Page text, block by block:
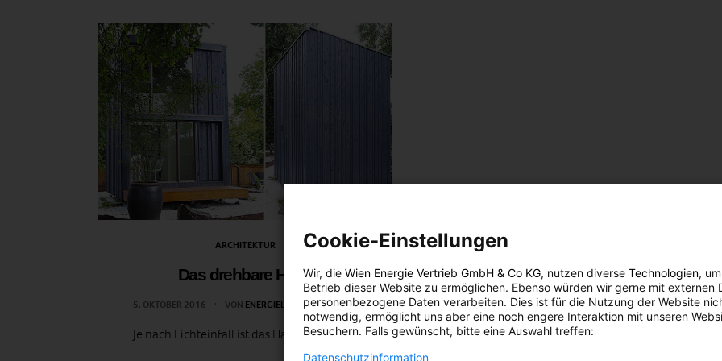
ARCHITEKTUR
Das drehbare Haus
5. OKTOBER 2016 VON ENERGIELEBEN REDAKTION
Je nach Lichteinfall ist das Haus verstellbar.
Cookie-Einstellungen
Wir, die Wien Energie Vertrieb GmbH & Co KG, nutzen diverse Technologien,
Betrieb dieser Website zu ermöglichen. Ebenso würden wir gerne mit externen
personenbezogene Daten verarbeiten. Dies ist für die Nutzung der Website
notwendig, ermöglicht uns aber eine noch engere Interaktion mit unseren
Besuchern. Falls gewünscht, bitte eine Auswahl treffen:
Datenschutzinformation